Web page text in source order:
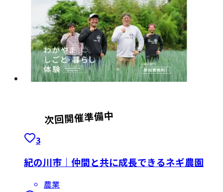
3
紀の川市｜仲間と共に成長できるネギ農園
農業